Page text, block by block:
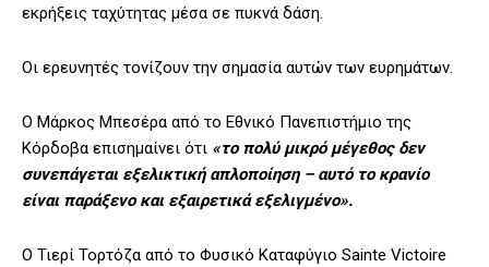
εκρήξεις ταχύτητας μέσα σε πυκνά δάση.
Οι ερευνητές τονίζουν την σημασία αυτών των ευρημάτων.
Ο Μάρκος Μπεσέρα από το Εθνικό Πανεπιστήμιο της
Κόρδοβα επισημαίνει ότι «το πολύ μικρό μέγεθος δεν
συνεπάγεται εξελικτική απλοποίηση – αυτό το κρανίο
είναι παράξενο και εξαιρετικά εξελιγμένο».
Ο Τιερί Τορτόζα από το Φυσικό Καταφύγιο Sainte Victoire